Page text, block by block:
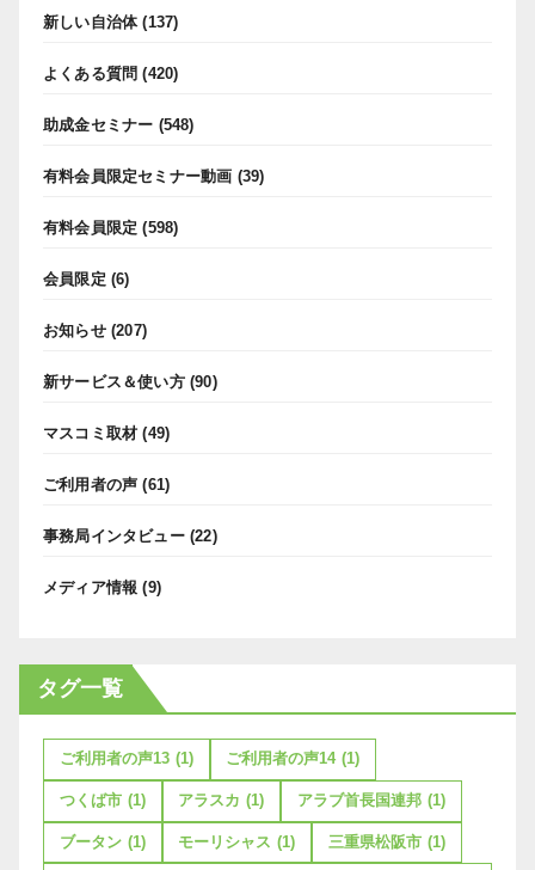
新しい自治体(137)
よくある質問 (420)
助成金セミナー (548)
有料会員限定セミナー動画 (39)
有料会員限定 (598)
会員限定 (6)
お知らせ(207)
新サービス＆使い方(90)
マスコミ取材 (49)
ご利用者の声 (61)
事務局インタビュー(22)
メディア情報 (9)
タグ一覧
ご利用者の声13 (1) ご利用者の声14 (1)
つくば市 (1) アラスカ (1) アラブ首長国連邦 (1)
ブータン (1) モーリシャス (1) 三重県松阪市 (1)